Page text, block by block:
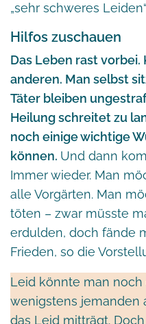
„sehr schweres
Hilfos zuschauen
Das Leben rast
anderen. Man selbst
Täter bleiben
Heilung schreitet zu
noch einige wichtige
können. Und dann
Immer wieder. Man
alle Vorgärten. Man
töten – zwar müsste
erdulden, doch fände
Frieden, so die
Leid könnte man
wenigstens jemanden
das Leid mitträgt.